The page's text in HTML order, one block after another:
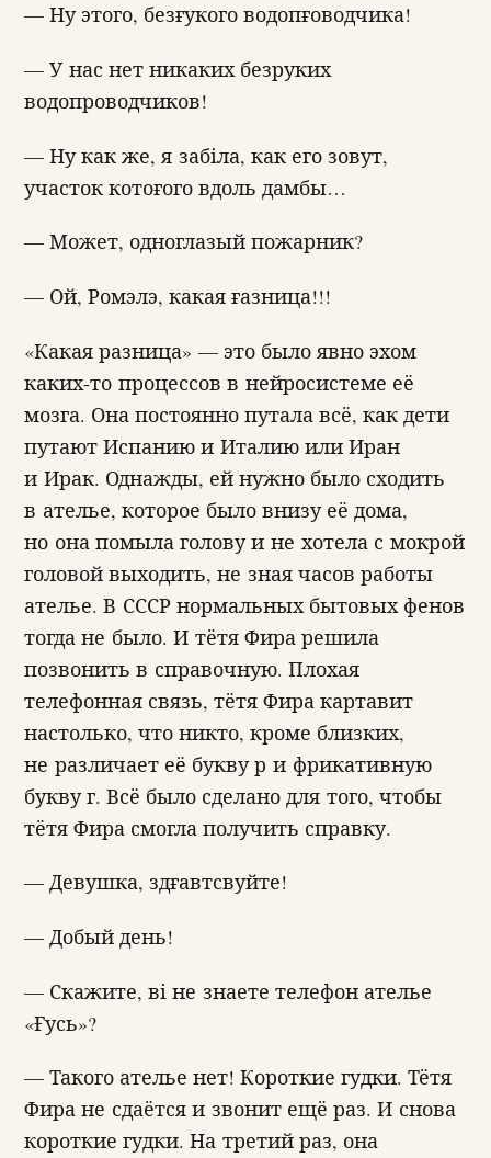
— Ну этого, безғукого водопғоводчика!
— У нас нет никаких безруких
водопроводчиков!
— Ну как же, я забіла, как его зовут,
участок котоғого вдоль дамбы…
— Может, одноглазый пожарник?
— Ой, Ромэлэ, какая ғазница!!!
«Какая разница» — это было явно эхом
каких-то процессов в нейросистеме её
мозга. Она постоянно путала всё, как дети
путают Испанию и Италию или Иран
и Ирак. Однажды, ей нужно было сходить
в ателье, которое было внизу её дома,
но она помыла голову и не хотела с мокрой
головой выходить, не зная часов работы
ателье. В СССР нормальных бытовых фенов
тогда не было. И тётя Фира решила
позвонить в справочную. Плохая
телефонная связь, тётя Фира картавит
настолько, что никто, кроме близких,
не различает её букву р и фрикативную
букву г. Всё было сделано для того, чтобы
тётя Фира смогла получить справку.
— Девушка, здғавтсвуйте!
— Добый день!
— Скажите, ві не знаете телефон ателье
«Ғусь»?
— Такого ателье нет! Короткие гудки. Тётя
Фира не сдаётся и звонит ещё раз. И снова
короткие гудки. На третий раз, она